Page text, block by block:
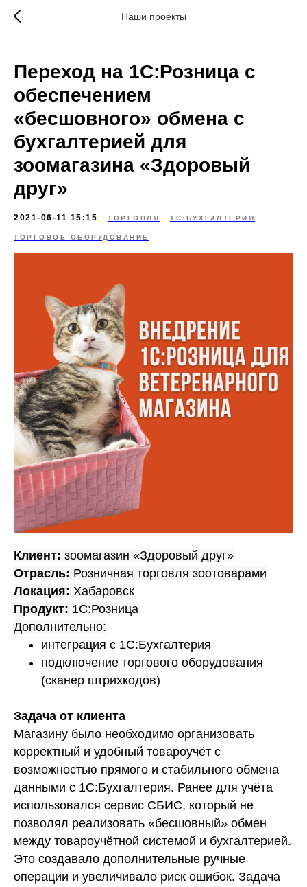
Наши проекты
Переход на 1С:Розница с
обеспечением
«бесшовного» обмена с
бухгалтерией для
зоомагазина «Здоровый
друг»
2021-06-11 15:15 ТОРГОВЛЯ 1С:БУХГАЛТЕРИЯ
ТОРГОВОЕ ОБОРУДОВАНИЕ
Клиент: зоомагазин «Здоровый друг»
Отрасль: Розничная торговля зоотоварами
Локация: Хабаровск
Продукт: 1С:Розница
Дополнительно:
интеграция с 1С:Бухгалтерия
подключение торгового оборудования
(сканер штрихкодов)
Задача от клиента
Магазину было необходимо организовать
корректный и удобный товароучёт с
возможностью прямого и стабильного обмена
данными с 1С:Бухгалтерия. Ранее для учёта
использовался сервис СБИС, который не
позволял реализовать «бесшовный» обмен
между товароучётной системой и бухгалтерией.
Это создавало дополнительные ручные
операции и увеличивало риск ошибок. Задача